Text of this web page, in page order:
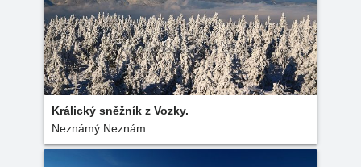
Králický sněžník z Vozky.
Neznámý Neznám